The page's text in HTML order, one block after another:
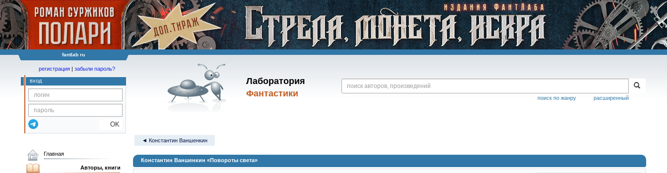
fantlab ru
Лаборатория
Фантастики
расширенный
поиск по жанру
регистрация | забыли пароль?
вход
OK
◄ Константин Ваншенкин
Константин Ваншенкин «Повороты света»
Главная
Авторы, книги